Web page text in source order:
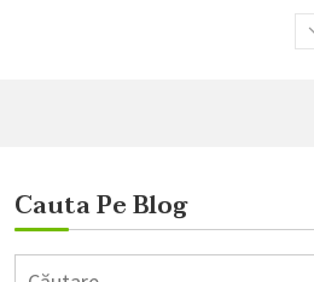
Cauta Pe Blog
Caută